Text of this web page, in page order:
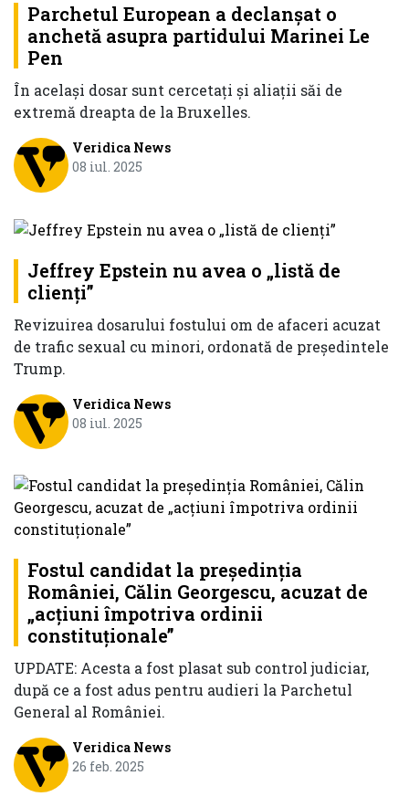
Parchetul European a declanșat o
anchetă asupra partidului Marinei Le
Pen
În același dosar sunt cercetați și aliații săi de
extremă dreapta de la Bruxelles.
Veridica News
08 iul. 2025
Jeffrey Epstein nu avea o „listă de
clienți”
Revizuirea dosarului fostului om de afaceri acuzat
de trafic sexual cu minori, ordonată de președintele
Trump.
Veridica News
08 iul. 2025
Fostul candidat la președinția
României, Călin Georgescu, acuzat de
„acțiuni împotriva ordinii
constituționale”
UPDATE: Acesta a fost plasat sub control judiciar,
după ce a fost adus pentru audieri la Parchetul
General al României.
Veridica News
26 feb. 2025